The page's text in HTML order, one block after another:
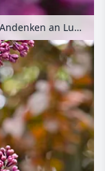
Gewöhnlicher Flieder (Syringa vulgaris 'Andenken an Ludwig Späth')